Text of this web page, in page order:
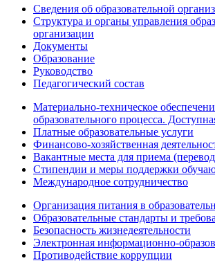
Сведения об образовательной
Структура и органы управления
организации
Документы
Образование
Руководство
Педагогический состав
Материально-техническое
образовательного процесса.
Платные образовательные услуги
Финансово-хозяйственная
Вакантные места для приема
Стипендии и меры поддержки
Международное сотрудничество
Организация питания в
Образовательные стандарты и
Безопасность жизнедеятельности
Электронная информационно-
Противодействие коррупции